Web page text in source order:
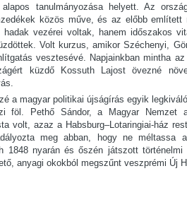
tanulmányozása helyett. Az
közös műve, és az előbb említett
vezérei voltak, hanem időszakos
Volt kurzus, amikor Széchenyi,
vesztesévé. Napjainkban mintha
küzdő Kossuth Lajost övezné
a magyar politikai újságírás egyik
föl. Pethő Sándor, a Magyar Nemzet
volt, azaz a Habsburg–Lotaringiai-ház
meg abban, hogy ne méltassa a
1848 nyarán és őszén játszott
anyagi okokból megszűnt veszprémi Új